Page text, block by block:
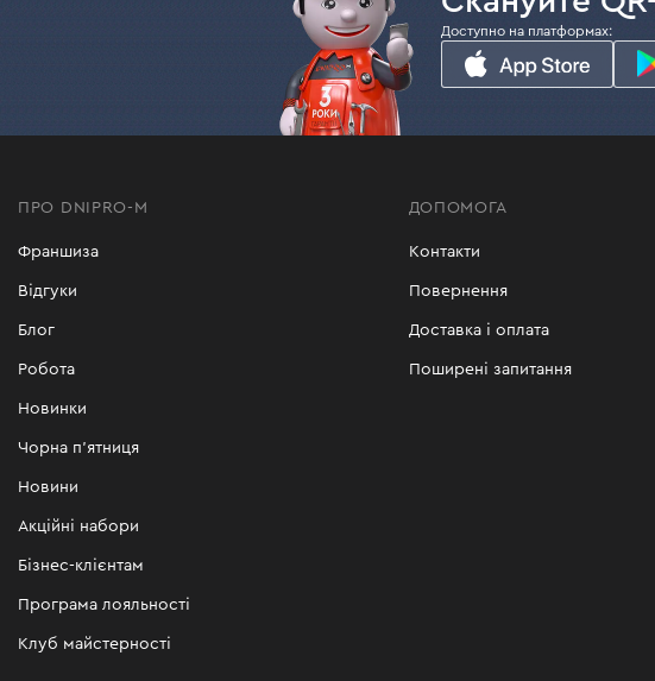
Доступно на платформах:
ПРО DNIPRO-M
Франшиза
Відгуки
Блог
Робота
Новинки
Чорна п'ятниця
Новини
Акційні набори
Бізнес-клієнтам
Програма лояльності
Клуб майстерності
ДОПОМОГА
Контакти
Повернення
Доставка і оплата
Поширені запитання